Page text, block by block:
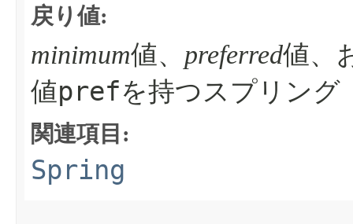
戻り値:
minimum値、 preferred値、
値prefを持つスプリング
関連項目:
Spring